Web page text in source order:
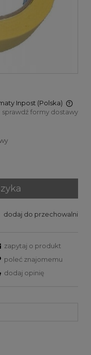
Inpost (Polska)
płatności
sprawdź formy dostawy
dodaj do przechowalni
zapytaj o produkt
poleć znajomemu
dodaj opinię
płatności